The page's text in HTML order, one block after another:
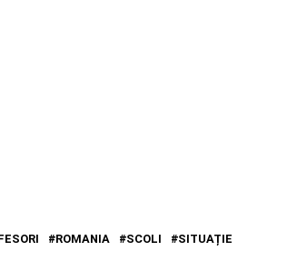
ROMANIA SCOLI SITUAȚIE